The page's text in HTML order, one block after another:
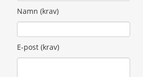
Namn (krav)
E-post (krav)